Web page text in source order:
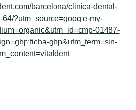
barcelona/clinica-dental-
?utm_source=google-my-
01487-
gbp&utm_term=sin-